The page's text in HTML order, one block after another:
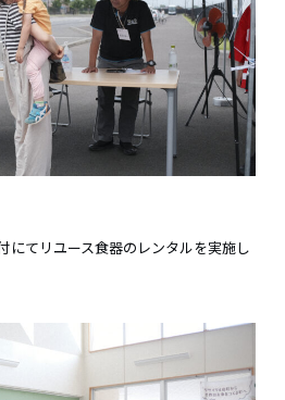
にてリユース食器のレンタルを実施し